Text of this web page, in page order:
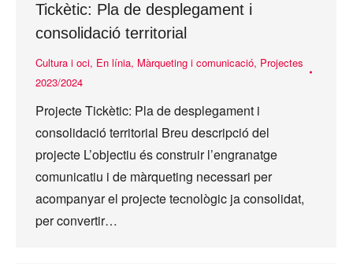
Tickètic: Pla de desplegament i
consolidació territorial
Cultura i oci, En línia, Màrqueting i comunicació, Projectes
2023/2024
Projecte Tickètic: Pla de desplegament i
consolidació territorial Breu descripció del
projecte L’objectiu és construir l’engranatge
comunicatiu i de màrqueting necessari per
acompanyar el projecte tecnològic ja consolidat,
per convertir…